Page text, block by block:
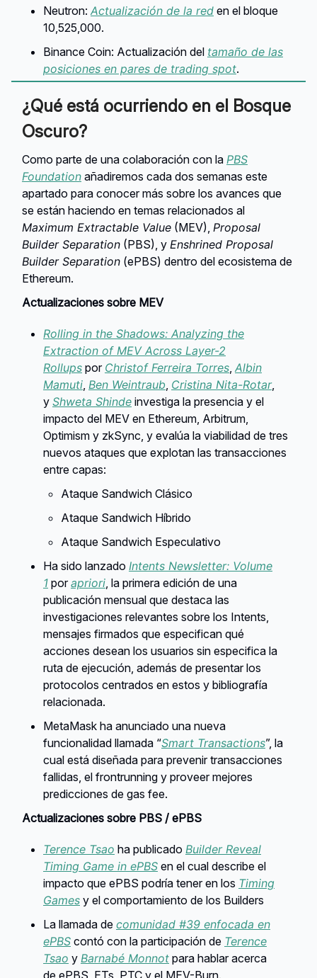
Neutron: Actualización de la red en el bloque
10,525,000.
Binance Coin: Actualización del tamaño de las
posiciones en pares de trading spot.
¿Qué está ocurriendo en el Bosque
Oscuro?
Como parte de una colaboración con la PBS
Foundation añadiremos cada dos semanas este
apartado para conocer más sobre los avances que
se están haciendo en temas relacionados al
Maximum Extractable Value (MEV), Proposal
Builder Separation (PBS), y Enshrined Proposal
Builder Separation (ePBS) dentro del ecosistema de
Ethereum.
Actualizaciones sobre MEV
Rolling in the Shadows: Analyzing the
Extraction of MEV Across Layer-2
Rollups por Christof Ferreira Torres Albin
Mamuti Ben Weintraub Cristina Nita-Rotar,
y Shweta Shinde investiga la presencia y el
impacto del MEV en Ethereum, Arbitrum,
Optimism y zkSync, y evalúa la viabilidad de tres
nuevos ataques que explotan las transacciones
entre capas:
Ataque Sandwich Clásico
Ataque Sandwich Híbrido
Ataque Sandwich Especulativo
Ha sido lanzado Intents Newsletter: Volume
1 porapriori , la primera edición de una
publicación mensual que destaca las
investigaciones relevantes sobre los Intents,
mensajes firmados que especifican qué
acciones desean los usuarios sin especifica la
ruta de ejecución, además de presentar los
protocolos centrados en estos y bibliografía
relacionada.
MetaMask ha anunciado una nueva
funcionalidad llamada “Smart Transactions”, la
cual está diseñada para prevenir transacciones
fallidas, el frontrunning y proveer mejores
predicciones de gas fee.
Actualizaciones sobre PBS / ePBS
Terence Tsao ha publicado Builder Reveal
Timing Game in ePBS en el cual describe el
impacto que ePBS podría tener en los Timing
Games y el comportamiento de los Builders
La llamada de comunidad #39 enfocada en
ePBS contó con la participación de Terence
Tsao y Barnabé Monnot para hablar acerca
de ePBS, ETs, PTC y el MEV-Burn.